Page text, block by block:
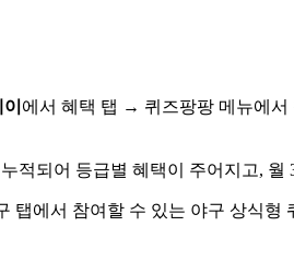
에서 혜택 탭 → 퀴즈팡팡 메뉴에서
적되어 등급별 혜택이 주어지고, 월
탭에서 참여할 수 있는 야구 상식형